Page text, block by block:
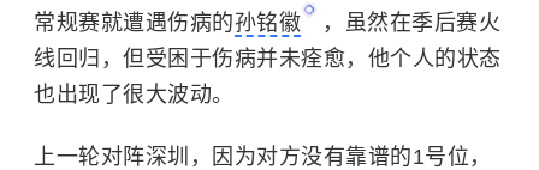
常规赛就遭遇伤病的孙铭徽
，虽然在季后赛火
线回归，但受困于伤病并未痊愈，他个人的状态
也出现了很大波动。
上一轮对阵深圳，因为对方没有靠谱的1号位，